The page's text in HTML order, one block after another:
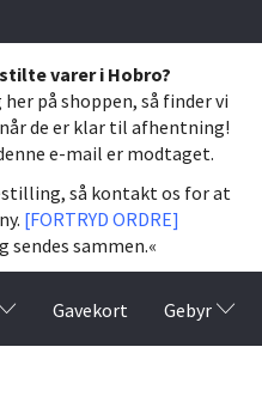
varer i Hobro?
på shoppen, så finder vi
de er klar til afhentning!
e-mail er modtaget.
så kontakt os for at
[FORTRYD ORDRE]
sendes sammen.«
Gavekort Gebyr